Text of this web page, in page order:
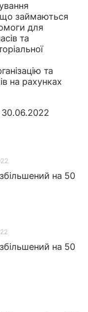
що займаються
для
та
та
на рахунках
30.06.2022
на 50
на 50